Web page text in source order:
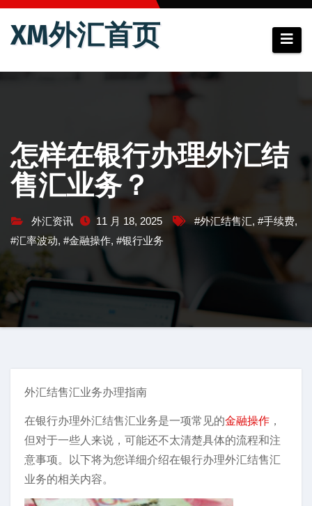
跳
XM外汇首页
怎样在银行办理外汇结
售汇业务？
外汇资讯 11 月 18, 2025 #外汇结售汇, #手续费,
#汇率波动, #金融操作, #银行业务
外汇结售汇业务办理指南
在银行办理外汇结售汇业务是一项常见的金融操作 ，
但对于一些人来说，可能还不太清楚具体的流程和注
意事项。以下将为您详细介绍在银行办理外汇结售汇
业务的相关内容。